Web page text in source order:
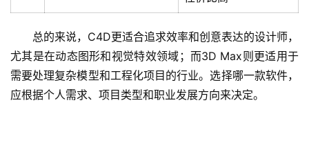
章
类
专
题
投稿
总的来说，C4D更适合追求效率和创意表达的设计师，
尤其是在动态图形和视觉特效领域；而3D Max则更适用于
需要处理复杂模型和工程化项目的行业。选择哪一款软件，
应根据个人需求、项目类型和职业发展方向来决定。